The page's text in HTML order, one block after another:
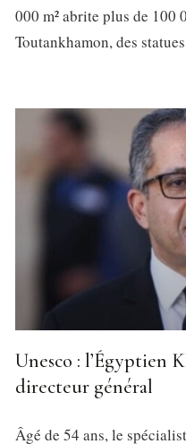
000 m² abrite plus de 100
Toutankhamon, des statues
Unesco : l’Égyptien
directeur général
Âgé de 54 ans, le